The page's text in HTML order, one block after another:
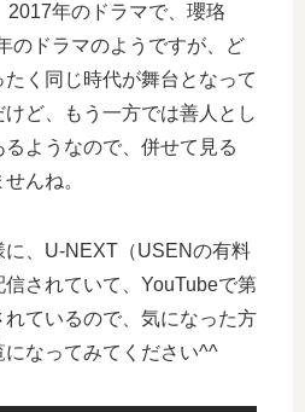
2017年のドラマで、瓔珞
のドラマのようですが、ど
く同じ時代が舞台となって
ど、もう一方では善人とし
ようなので、併せて見る
んね。
に、U-NEXT（USENの有料
されていて、YouTubeで第
ているので、気になった方
なってみてください^^